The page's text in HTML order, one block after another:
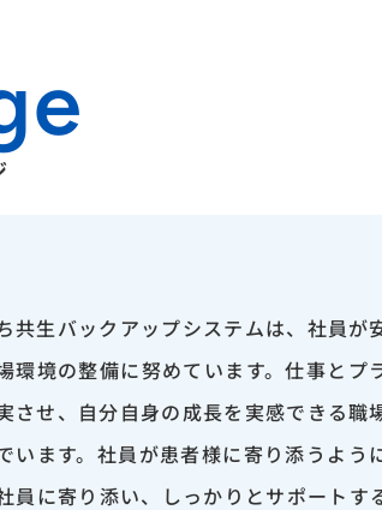
共生バックアップシステムは、社員が
環境の整備に努めています。仕事とプ
させ、自分自身の成長を実感できる職
います。社員が患者様に寄り添うよう
員に寄り添い、しっかりとサポートす